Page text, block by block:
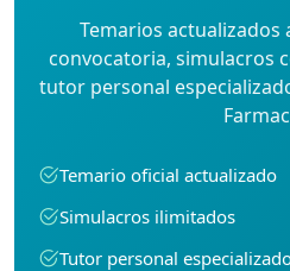
Temarios actualizados
convocatoria, simulacros
tutor personal
Temario oficial actualizado
Simulacros ilimitados
Tutor personal